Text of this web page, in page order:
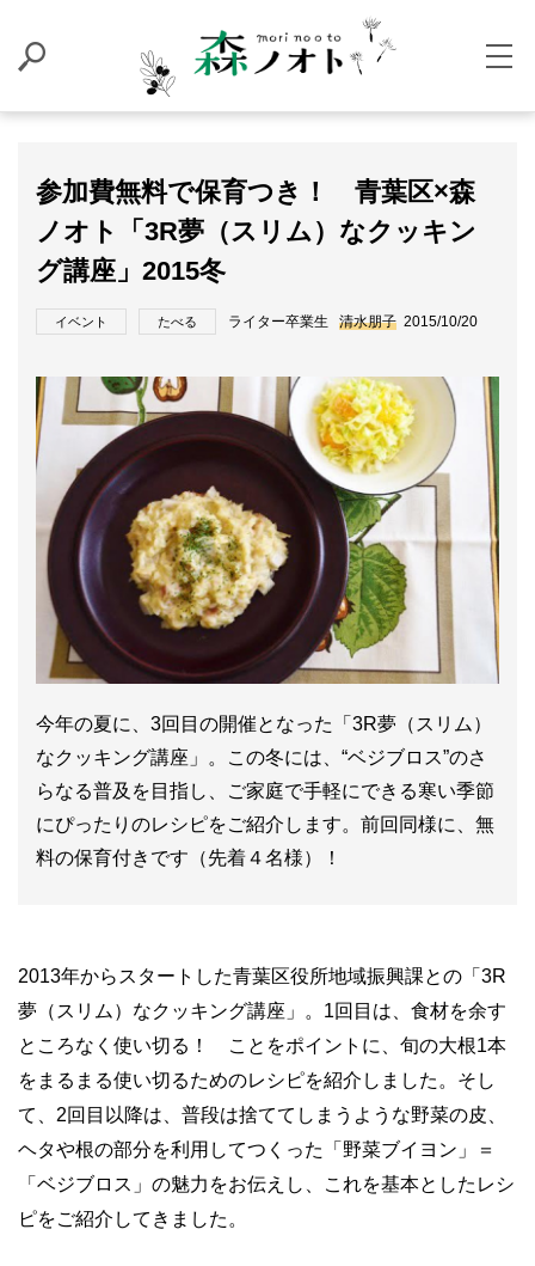
参加費無料で保育つき！ 青葉区×森
ノオト「3R夢（スリム）なクッキン
グ講座」2015冬
イベント たべる ライター卒業生 清水朋子 2015/10/20
今年の夏に、3回目の開催となった「3R夢（スリム）
なクッキング講座」。この冬には、“ベジブロス”のさ
らなる普及を目指し、ご家庭で手軽にできる寒い季節
にぴったりのレシピをご紹介します。前回同様に、無
料の保育付きです（先着４名様）！
2013年からスタートした青葉区役所地域振興課との「3R
夢（スリム）なクッキング講座」。1回目は、食材を余す
ところなく使い切る！ ことをポイントに、旬の大根1本
をまるまる使い切るためのレシピを紹介しました。そし
て、2回目以降は、普段は捨ててしまうような野菜の皮、
ヘタや根の部分を利用してつくった「野菜ブイヨン」＝
「ベジブロス」の魅力をお伝えし、これを基本としたレシ
ピをご紹介してきました。